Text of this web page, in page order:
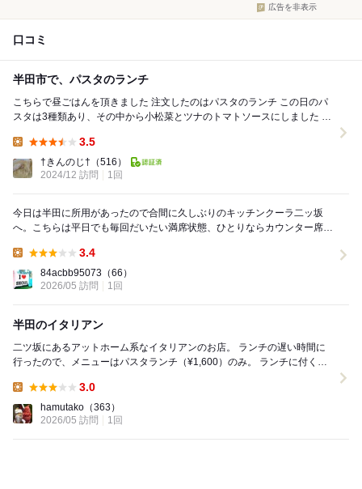
広告を非表示
口コミ
半田市で、パスタのランチ
こちらで昼ごはんを頂きました 注文したのはパスタのランチ この日のパ
スタは3種類あり、その中から小松菜とツナのトマトソースにしました ま
3.5
†きんのじ† （516）
2024/12 訪問
1回
今日は半田に所用があったので合間に久しぶりのキッチンクーラ二ッ坂
へ。こちらは平日でも毎回だいたい満席状態、ひとりならカウンター席に
3.4
84acbb95073 （66）
2026/05 訪問
1回
半田のイタリアン
二ツ坂にあるアットホーム系なイタリアンのお店。 ランチの遅い時間に
行ったので、メニューはパスタランチ（¥1,600）のみ。 ランチに付くパ
3.0
hamutako （363）
2026/05 訪問
1回